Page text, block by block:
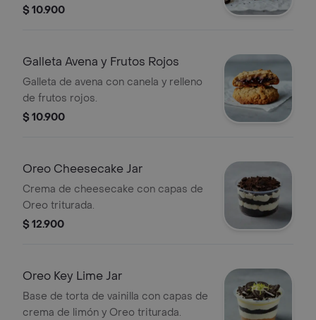
$ 10.900
Galleta Avena y Frutos Rojos
Galleta de avena con canela y relleno
de frutos rojos.
$ 10.900
Oreo Cheesecake Jar
Crema de cheesecake con capas de
Oreo triturada.
$ 12.900
Oreo Key Lime Jar
Base de torta de vainilla con capas de
crema de limón y Oreo triturada.